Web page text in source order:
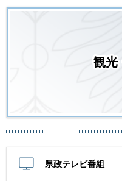
観光
県政テレビ番組